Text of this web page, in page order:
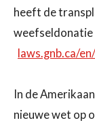
heeft de
weefseldonatie
laws.gnb.ca/
In de
nieuwe wet op